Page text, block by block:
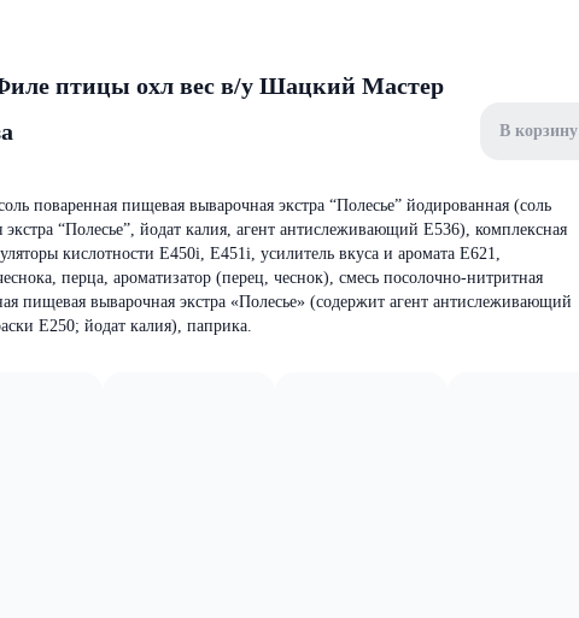
птицы охл вес в/у Шацкий Мастер
В корзину
поваренная пищевая выварочная экстра “Полесье” йодированная (соль
“Полесье”, йодат калия, агент антислеживающий Е536), комплексная
кислотности Е450i, Е451i, усилитель вкуса и аромата Е621,
перца, ароматизатор (перец, чеснок), смесь посолочно-нитритная
пищевая выварочная экстра «Полесье» (содержит агент антислеживающий
Е250; йодат калия), паприка.